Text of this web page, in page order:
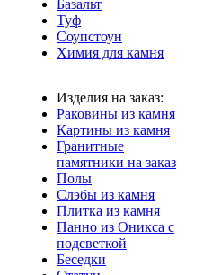
Базальт
Туф
Соупстоун
Химия для камня
Изделия на заказ:
Раковины из камня
Картины из камня
Гранитные
памятники на заказ
Полы
Слэбы из камня
Плитка из камня
Панно из Оникса с
подсветкой
Беседки